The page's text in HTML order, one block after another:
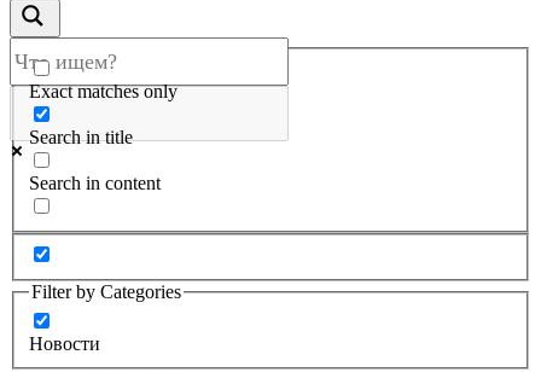
Exact matches only
Search in title
Search in content
Filter by Categories
Новости